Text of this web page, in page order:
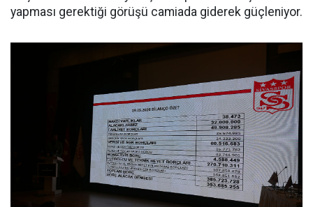
yapması gerektiği görüşü camiada giderek güçleniyor.